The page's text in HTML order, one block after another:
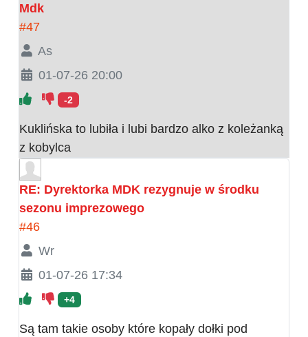
Mdk
#47
As
01-07-26 20:00
-2
Kuklińska to lubiła i lubi bardzo alko z koleżanką
z kobylca
RE: Dyrektorka MDK rezygnuje w środku
sezonu imprezowego
#46
Wr
01-07-26 17:34
+4
Są tam takie osoby które kopały dołki pod